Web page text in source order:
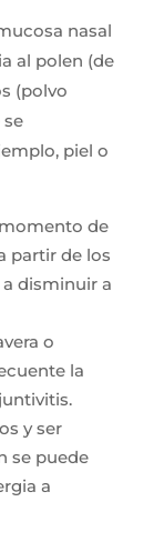
nasal
al polen (de
(polvo
piel o
de
partir de los
disminuir a
o
la
y ser
se puede
a